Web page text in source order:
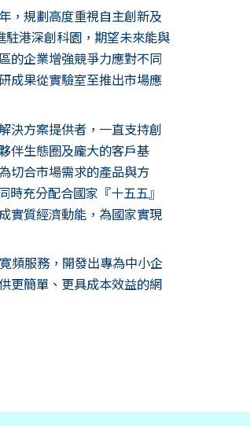
，規劃高度重視自主創新及
港深創科園，期望未來能與
的企業增強競爭力應對不同
成果從實驗室至推出市場應
決方案提供者，一直支持創
伴生態圈及龐大的客戶基
切合市場需求的產品與方
充分配合國家『十五五』
實質經濟動能，為國家實現
頻服務，開發出專為中小企
更簡單、更具成本效益的網